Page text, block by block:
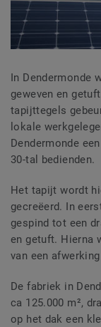
In Dendermonde
geweven en
tapijttegels
lokale
Dendermonde
30-tal
bedienden.
Het tapijt wordt
gecreëerd. In
gespind tot een
en getuft. Hierna
van een
De fabriek in
ca 125.000 m²,
op het dak een